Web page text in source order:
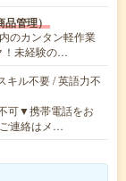
品管理）
のカンタン軽作業
！未経験の…
キル不要 / 英語力不
可▼携帯電話をお
連絡はメ…